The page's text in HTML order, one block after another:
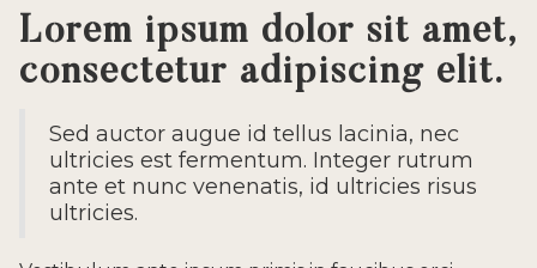
Lorem ipsum dolor sit amet,
consectetur adipiscing elit.
Sed auctor augue id tellus lacinia, nec
ultricies est fermentum. Integer rutrum
ante et nunc venenatis, id ultricies risus
ultricies.